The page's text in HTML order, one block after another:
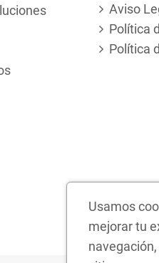
Aviso
Política
Política
Usamos
mejorar tu